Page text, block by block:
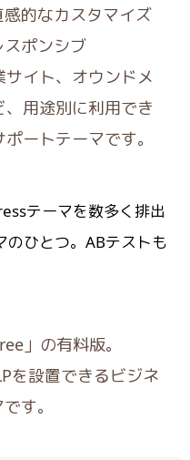
的なカスタマイズ
ポンシブ
イト、オウンドメ
用途別に利用でき
ートテーマです。
テーマを数多く排出
のひとつ。ABテストも
」の有料版。
を設置できるビジネ
す。